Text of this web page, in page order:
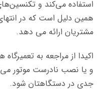
استفاده می‌کند و
همین دلیل است که در
مشتریان ارائه می دهد.
اکیدا از مراجعه به تعمیرگاه
و یا نصب نادرست موتور
جدی در دستگاهتان شود.